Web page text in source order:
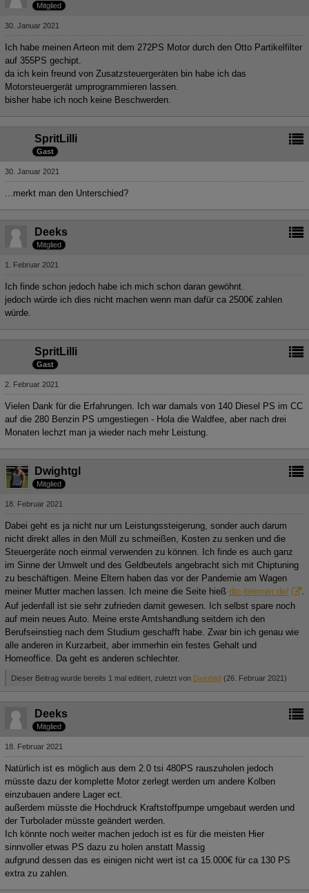
Mitglied
30. Januar 2021
Ich habe meinen Arteon mit dem 272PS Motor durch den Otto Partikelfilter
auf 355PS gechipt.
da ich kein freund von Zusatzsteuergeräten bin habe ich das
Motorsteuergerät umprogrammieren lassen.
bisher habe ich noch keine Beschwerden.
SpritLilli
Gast
30. Januar 2021
...merkt man den Unterschied?
Deeks
Mitglied
1. Februar 2021
Ich finde schon jedoch habe ich mich schon daran gewöhnt.
jedoch würde ich dies nicht machen wenn man dafür ca 2500€ zahlen
würde.
SpritLilli
Gast
2. Februar 2021
Vielen Dank für die Erfahrungen. Ich war damals von 140 Diesel PS im CC
auf die 280 Benzin PS umgestiegen - Hola die Waldfee, aber nach drei
Monaten lechzt man ja wieder nach mehr Leistung.
Dwightgl
Mitglied
18. Februar 2021
Dabei geht es ja nicht nur um Leistungssteigerung, sonder auch darum
nicht direkt alles in den Müll zu schmeißen, Kosten zu senken und die
Steuergeräte noch einmal verwenden zu können. Ich finde es auch ganz
im Sinne der Umwelt und des Geldbeutels angebracht sich mit Chiptuning
zu beschäftigen. Meine Eltern haben das vor der Pandemie am Wagen
meiner Mutter machen lassen. Ich meine die Seite hieß dtc-bremen.de/
.
Auf jedenfall ist sie sehr zufrieden damit gewesen. Ich selbst spare noch
auf mein neues Auto. Meine erste Amtshandlung seitdem ich den
Berufseinstieg nach dem Studium geschafft habe. Zwar bin ich genau wie
alle anderen in Kurzarbeit, aber immerhin ein festes Gehalt und
Homeoffice. Da geht es anderen schlechter.
Dieser Beitrag wurde bereits 1 mal editiert, zuletzt von Dwightgl (26. Februar 2021 )
Deeks
Mitglied
18. Februar 2021
Natürlich ist es möglich aus dem 2.0 tsi 480PS rauszuholen jedoch
müsste dazu der komplette Motor zerlegt werden um andere Kolben
einzubauen andere Lager ect.
außerdem müsste die Hochdruck Kraftstoffpumpe umgebaut werden und
der Turbolader müsste geändert werden.
Ich könnte noch weiter machen jedoch ist es für die meisten Hier
sinnvoller etwas PS dazu zu holen anstatt Massig
aufgrund dessen das es einigen nicht wert ist ca 15.000€ für ca 130 PS
extra zu zahlen.